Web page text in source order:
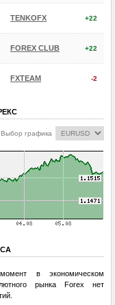
TENKOFX +22
FOREX CLUB +22
FXTEAM -2
Выбор графика
в экономическом
рынка Forex нет